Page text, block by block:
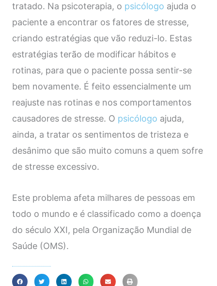
tratado. Na psicoterapia, o psicólogo ajuda o
paciente a encontrar os fatores de stresse,
criando estratégias que vão reduzi-lo. Estas
estratégias terão de modificar hábitos e
rotinas, para que o paciente possa sentir-se
bem novamente. É feito essencialmente um
reajuste nas rotinas e nos comportamentos
causadores de stresse. O psicólogo ajuda,
ainda, a tratar os sentimentos de tristeza e
desânimo que são muito comuns a quem sofre
de stresse excessivo.
Este problema afeta milhares de pessoas em
todo o mundo e é classificado como a doença
do século XXI, pela Organização Mundial de
Saúde (OMS).